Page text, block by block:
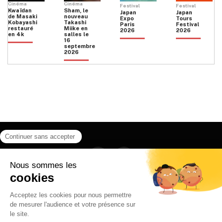
Cinéma
Kwaïdan
de Masaki
Kobayashi
restauré
en 4k
Cinéma
Sham, le
nouveau
Takashi
Miike en
salles le
16
septembre
2026
Festival
Japan
Expo
Paris
2026
Festival
Japan
Tours
Festival
2026
Instagram
CONTACT
POLITIQUE DE CONFIDENTIALITÉ